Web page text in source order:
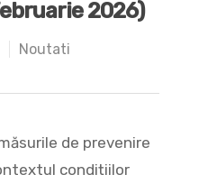
2026)
Noutati
de prevenire
condițiilor